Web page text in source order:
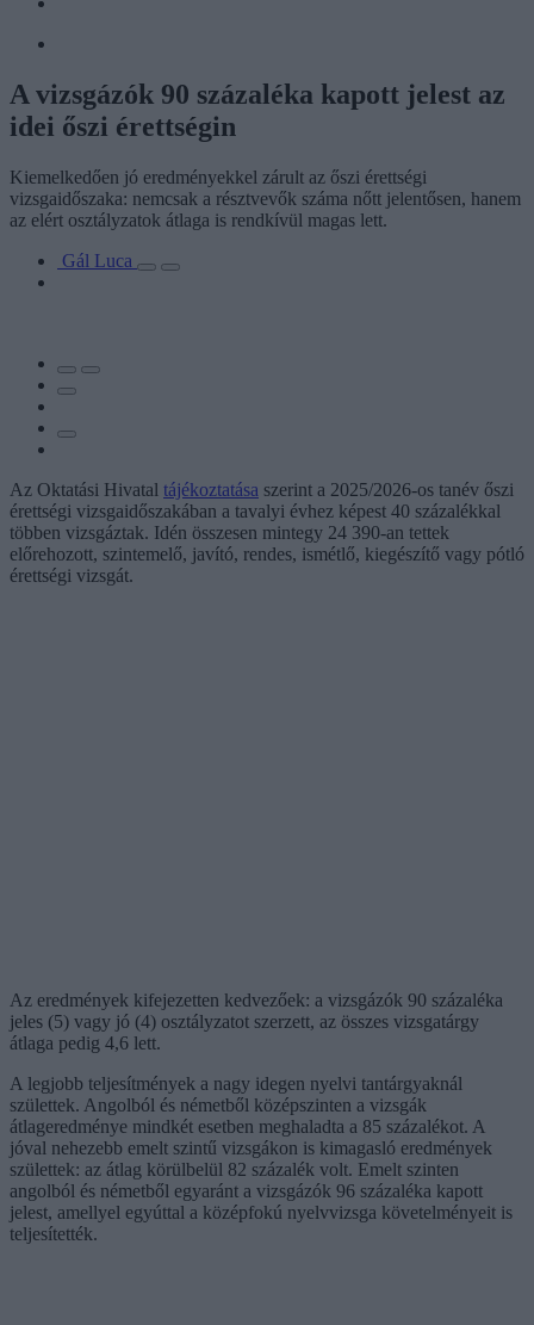
A vizsgázók 90 százaléka kapott jelest az
idei őszi érettségin
Kiemelkedően jó eredményekkel zárult az őszi érettségi
vizsgaidőszaka: nemcsak a résztvevők száma nőtt jelentősen, hanem
az elért osztályzatok átlaga is rendkívül magas lett.
Gál Luca
Az Oktatási Hivatal tájékoztatása szerint a 2025/2026-os tanév őszi
érettségi vizsgaidőszakában a tavalyi évhez képest 40 százalékkal
többen vizsgáztak. Idén összesen mintegy 24 390-an tettek
előrehozott, szintemelő, javító, rendes, ismétlő, kiegészítő vagy pótló
érettségi vizsgát.
Az eredmények kifejezetten kedvezőek: a vizsgázók 90 százaléka
jeles (5) vagy jó (4) osztályzatot szerzett, az összes vizsgatárgy
átlaga pedig 4,6 lett.
A legjobb teljesítmények a nagy idegen nyelvi tantárgyaknál
születtek. Angolból és németből középszinten a vizsgák
átlageredménye mindkét esetben meghaladta a 85 százalékot. A
jóval nehezebb emelt szintű vizsgákon is kimagasló eredmények
születtek: az átlag körülbelül 82 százalék volt. Emelt szinten
angolból és németből egyaránt a vizsgázók 96 százaléka kapott
jelest, amellyel egyúttal a középfokú nyelvvizsga követelményeit is
teljesítették.